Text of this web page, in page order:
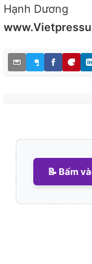
Hạnh Dương
📝 Bấm